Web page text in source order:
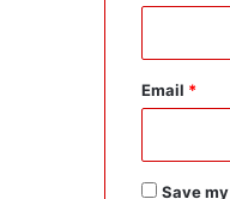
Email *
Save